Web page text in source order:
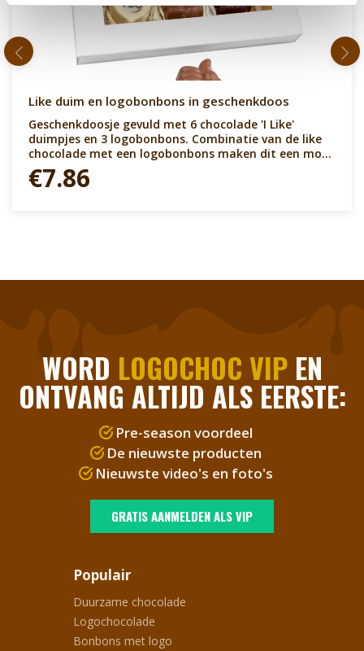
Like duim en logobonbons in geschenkdoos
Geschenkdoosje gevuld met 6 chocolade 'I Like'
duimpjes en 3 logobonbons. Combinatie van de like
chocolade met een logobonbons maken dit een mooi
en exclusief cadeau. In de smaken melk, puur en wit.
Doosje kunnen we personaliseren met een bedrukte
€7.86
WORD LOGOCHOC VIPEN
ONTVANG ALTIJD ALS EERSTE:
Pre-season voordeel
De nieuwste producten
Nieuwste video's en foto's
GRATIS AANMELDEN ALS VIP
Populair
Duurzame chocolade
Logochocolade
Bonbons met logo